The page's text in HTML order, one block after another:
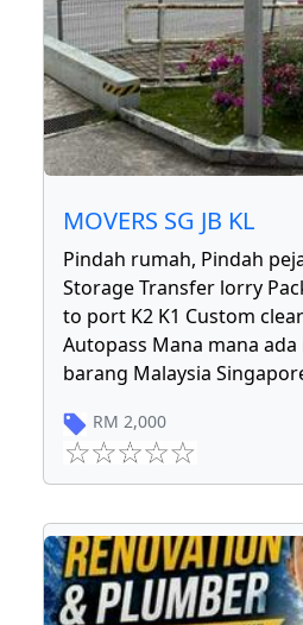
MOVERS SG JB KL
Pindah rumah, Pindah
Storage Transfer lorry
to port K2 K1 Custom
Autopass Mana mana
barang Malaysia
RM 2,000